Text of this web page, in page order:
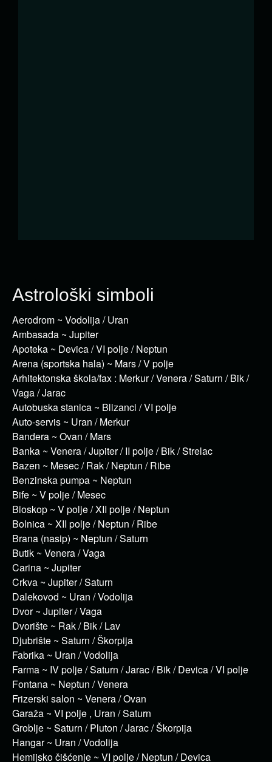
Astrološki simboli
Aerodrom ~ Vodolija / Uran
Ambasada ~ Jupiter
Apoteka ~ Devica / VI polje / Neptun
Arena (sportska hala) ~ Mars / V polje
Arhitektonska škola/fax : Merkur / Venera / Saturn / Bik /
Vaga / Jarac
Autobuska stanica ~ Blizanci / VI polje
Auto-servis ~ Uran / Merkur
Bandera ~ Ovan / Mars
Banka ~ Venera / Jupiter / II polje / Bik / Strelac
Bazen ~ Mesec / Rak / Neptun / Ribe
Benzinska pumpa ~ Neptun
Bife ~ V polje / Mesec
Bioskop ~ V polje / XII polje / Neptun
Bolnica ~ XII polje / Neptun / Ribe
Brana (nasip) ~ Neptun / Saturn
Butik ~ Venera / Vaga
Carina ~ Jupiter
Crkva ~ Jupiter / Saturn
Dalekovod ~ Uran / Vodolija
Dvor ~ Jupiter / Vaga
Dvorište ~ Rak / Bik / Lav
Djubrište ~ Saturn / Škorpija
Fabrika ~ Uran / Vodolija
Farma ~ IV polje / Saturn / Jarac / Bik / Devica / VI polje
Fontana ~ Neptun / Venera
Frizerski salon ~ Venera / Ovan
Garaža ~ VI polje , Uran / Saturn
Groblje ~ Saturn / Pluton / Jarac / Škorpija
Hangar ~ Uran / Vodolija
Hemijsko čišćenje ~ VI polje / Neptun / Devica